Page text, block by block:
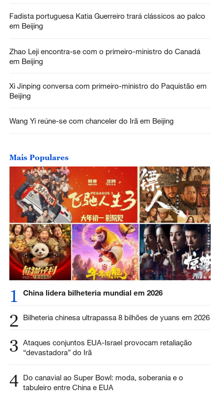
Fadista portuguesa Katia Guerreiro trará clássicos ao palco
em Beijing
Zhao Leji encontra-se com o primeiro-ministro do Canadá
em Beijing
Xi Jinping conversa com primeiro-ministro do Paquistão em
Beijing
Wang Yi reúne-se com chanceler do Irã em Beijing
Mais Populares
1 China lidera bilheteria mundial em 2026
2 Bilheteria chinesa ultrapassa 8 bilhões de yuans em 2026
3 Ataques conjuntos EUA-Israel provocam retaliação
“devastadora” do Irã
4 Do canavial ao Super Bowl: moda, soberania e o
tabuleiro entre China e EUA